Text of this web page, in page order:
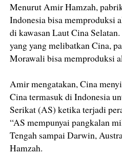
Menurut Amir Hamzah,
Indonesia bisa memproduksi
di kawasan Laut Cina
yang yang melibatkan Cina,
Morawali bisa memproduksi
Amir mengatakan, Cina
Cina termasuk di Indonesia
Serikat (AS) ketika terjadi
“AS mempunyai pangkalan
Tengah sampai Darwin,
Hamzah.